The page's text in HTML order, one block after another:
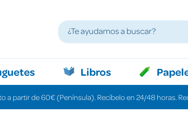
Libros
a partir de 60€ (Península). Recíbelo en 24/48 horas.